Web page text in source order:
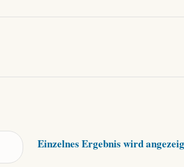
Einzelnes Ergebnis wird